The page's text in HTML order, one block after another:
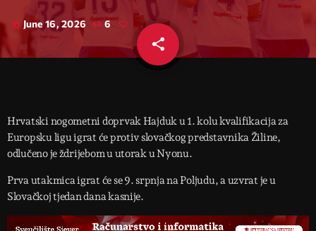
today June 16, 2026 6
share
email
Hrvatski nogometni doprvak Hajduk u 1. kolu kvalifikacija za
Europsku ligu igrat će protiv slovačkog predstavnika Žiline,
odlučeno je ždrijebom u utorak u Nyonu.
Prva utakmica igrat će se 9. srpnja na Poljudu, a uzvrat je u
Slovačkoj tjedan dana kasnije.